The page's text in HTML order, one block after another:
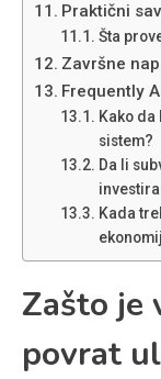
Praktični
Šta
Završne
Frequently
Kako
sistem?
Da li
Kada
Zašto je
povrat